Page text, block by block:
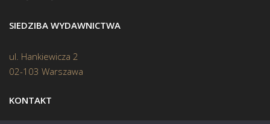
SIEDZIBA WYDAWNICTWA
ul. Hankiewicza 2
02-103 Warszawa
KONTAKT